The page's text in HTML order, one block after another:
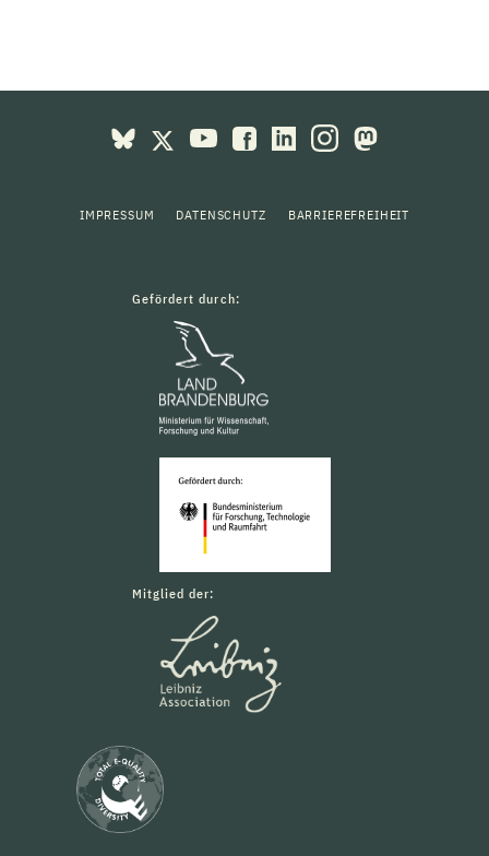
IMPRESSUM DATENSCHUTZ BARRIEREFREIHEIT
Gefördert durch:
Mitglied der: